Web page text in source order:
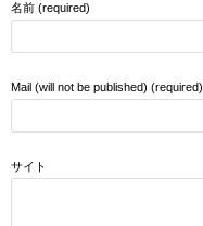
名前 (required)
Mail (will not be published) (required)
サイト